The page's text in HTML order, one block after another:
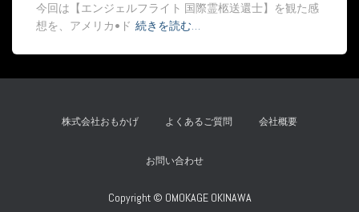
今回は【エンジェルフライト 国際霊柩送還士】を観た感
想を、アメリカ•ド 続きを読む…
株式会社おもかげ よくあるご質問 会社概要
お問い合わせ
Copyright © OMOKAGE OKINAWA